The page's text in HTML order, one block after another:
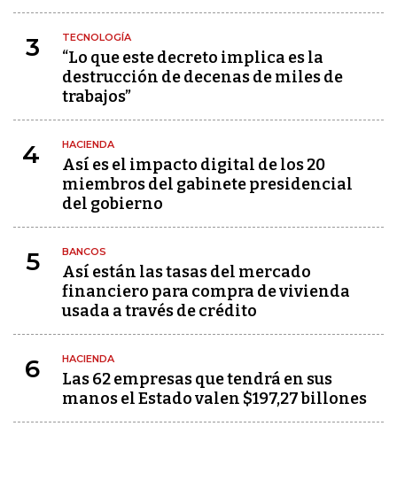
3 TECNOLOGÍA
“Lo que este decreto implica es la
destrucción de decenas de miles de
trabajos”
4 HACIENDA
Así es el impacto digital de los 20
miembros del gabinete presidencial
del gobierno
5 BANCOS
Así están las tasas del mercado
financiero para compra de vivienda
usada a través de crédito
6 HACIENDA
Las 62 empresas que tendrá en sus
manos el Estado valen $197,27 billones